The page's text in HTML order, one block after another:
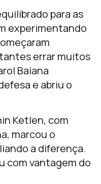
para as
experimentando
errar muitos
Baiana
e abriu o
Ketlen, com
marcou o
a diferença.
com vantagem do